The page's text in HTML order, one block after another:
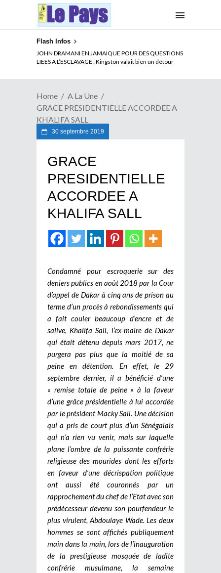
Flash Infos
JOHN DRAMANI EN JAMAIQUE POUR DES QUESTIONS
LIEES A L’ESCLAVAGE : Kingston valait bien un détour
ELECTION DE TALON A LA TETE DU SENAT BENINOIS :
Quand Patrice quitte le pouvoir sans partir !
Home
A La Une
GRACE PRESIDENTIELLE ACCORDEE A
KHALIFA SALL
30 septembre 2019
GRACE
PRESIDENTIELLE
ACCORDEE A
KHALIFA SALL
Condamné pour escroquerie sur des
deniers publics en août 2018 par la Cour
d’appel de Dakar à cinq ans de prison au
terme d’un procès à rebondissements qui
a fait couler beaucoup d’encre et de
salive, Khalifa Sall, l’ex-maire de Dakar
qui était détenu depuis mars 2017, ne
purgera pas plus que la moitié de sa
peine en détention. En effet, le 29
septembre dernier, il a bénéficié d’une
« remise totale de peine » à la faveur
d’une grâce présidentielle à lui accordée
par le président Macky Sall. Une décision
qui a pris de court plus d’un Sénégalais
qui n’a rien vu venir, mais sur laquelle
plane l’ombre de la puissante confrérie
religieuse des mourides dont les efforts
en faveur d’une décrispation politique
ont aussi été couronnés par un
rapprochement du chef de l’Etat avec son
prédécesseur devenu son pourfendeur le
plus virulent, Abdoulaye Wade. Les deux
hommes se sont affichés publiquement
main dans la main, lors de l’inauguration
de la prestigieuse mosquée de ladite
confrérie musulmane, la semaine